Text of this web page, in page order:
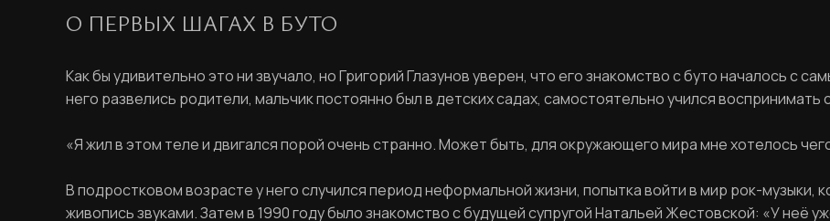
О ПЕРВЫХ ШАГАХ В БУТО
Как бы удивительно это ни звучало, но Григорий Глазунов уверен, что его знакомство с буто началось с
него развелись родители, мальчик постоянно был в детских садах, самостоятельно учился
«Я жил в этом теле и двигался порой очень странно. Может быть, для окружающего мира мне хотелось
В подростковом возрасте у него случился период неформальной жизни, попытка войти в мир рок-музыки,
живопись звуками. Затем в 1990 году было знакомство с будущей супругой Натальей Жестовской: «У неё
Задайте пароль
Повторите пароль
Вход в личный кабинет